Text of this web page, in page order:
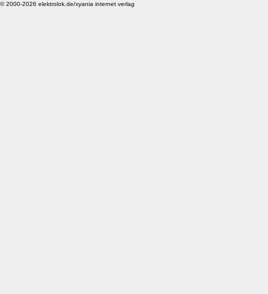
© 2000-2026 elektrolok.de/xyania internet verlag